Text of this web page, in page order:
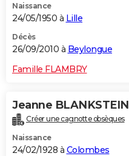
Naissance
24/05/1950 à Lille
Décès
26/09/2010 à Beylongue
Famille FLAMBRY
Jeanne BLANKSTEIN
Créer une cagnotte obsèques
Naissance
24/02/1928 à Colombes